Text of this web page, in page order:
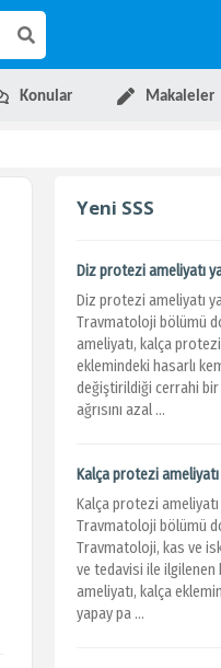
Konular Makaleler
Yeni SSS
Diz protezi ameliyatı
Diz protezi ameliyatı
Travmatoloji bölümü
ameliyatı, kalça
eklemindeki hasarlı
değiştirildiği cerrahi
ağrısını azal ...
Kalça protezi
Kalça protezi
Travmatoloji bölümü
Travmatoloji, kas ve
ve tedavisi ile ilgilenen
ameliyatı, kalça
yapay pa ...